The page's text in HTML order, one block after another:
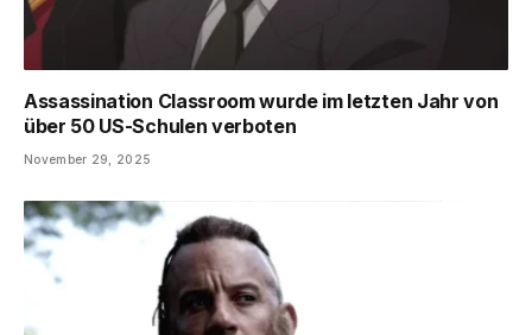
Assassination Classroom wurde im letzten Jahr von
über 50 US-Schulen verboten
November 29, 2025